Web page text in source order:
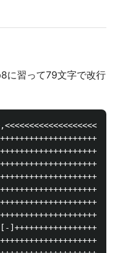
に習って79文字で改行
+++++++++++++++++++++++++++++++++++++++++++++++++++++++++++++++++.[-]+++
++++++++++++++++++++++++++++++++++++++++++++++++++++++++++++++++++++++++
++++++++++++++++++++++++++++++++++++++++++++++++++++++.[-]++++++++++++++
++++++++++++++++++++++++++++++++++++++++++++++++++++++++++++++++++++++++
+++++++++++++++++++++++++++++++++++++++++++++++++++++++++++++.[-]+++++++
++++++++++++++++++++++++++++++++++++++++++++++++++++++++++++++++++++++++
++++++++++++++++++++++++++++++++++++++++++++++++++++++++++++++++++++++++
++++++++++++++++++++++++++++++++++++++++++++++++++++++++++++++++++++++++
++++.[-]++++++++++++++++++++++++++++++++++++++++++++++++++++++++++++++++
+++++++++++++++++++++++++++++++++++++++++++++++++++++++++++++++++.[-]+++
++++++++++++++++++++++++++++++++++++++++++++++++++++++++++++++++++++++++
++++++++++++++++++++++++++++++++++++++++++++++++++++++++++++++++++++++++
++++++++++++++++++++++++.[-]++++++++++++++++++++++++++++++++++++++++++++
++++++++++++++++++++++++++++++++++++++++++++++++++++++++++++++++++++++++
++++++++++++++++++++++++++++++++++++++++++++++++++++++++++++++++++++++++
+++++++++++++++++++++++++++++++++++++++++.[-]+++++++++++++++++++++++++++
++++++++++++++++++++++++++++++++++++++++++++++++++++++++++++++++++++++++
+++++++++++++++++++++++++++++++++++++++++++++.[-]+++++++++++++++++++++++
++++++++++++++++++++++++++++++++++++++++++++++++++++++++++++++++++++++++
++++++++++++++++++++++++++++++++++++++++++++++.[-]++++++++++++++++++++++
++++++++++++++++++++++++++++++++++++++++++++++++++++++++++++++++++++++++
++++++++++++++++++++++++++++++++++++++++++++++++++++++++++++++++++++++++
+++++++++++++++++++++++++++++++++++++++++++++++++++++++++++++++.[-]+++++
++++++++++++++++++++++++++++++++++++++++++++++++++++++++++++++++++++++++
++++++++++++++++++++++++++++++++++++++++++++++++++++++++++++.[-]++++++++
++++++++++++++++++++++++++++++++++++++++++++++++++++++++++++++++++++++++
+++++++++++++++++++++++++++++++++++++++++++++++++++++++++++++.[-]+++++++
++++++++++++++++++++++++++++++++++++++++++++++++++++++++++++++++++++++++
++++++++++++++++++++++++++++++++++++++++++++++++++++++++++++++++++++++++
++++++++++++++++++++++++++++++++++++++++++++++++++++++++++++++++++++++++
++++.[-]++++++++++++++++++++++++++++++++++++++++++++++++++++++++++++++++
++++++++++++++++++++++++++++++++++++++++++++++++++++++++++++++++++.[-]++
++++++++++++++++++++++++++++++++++++++++++++++++++++++++++++++++++++++++
++++++++++++++++++++++++++++++++++++++++++++++++++++++++++++++++++++++++
.[-]++++++++++++++++++++++++++++++++++++++++++++++++++++++++++++++++++++
++++++++++++++++++++++++++++++++++++++++++++++++++++++++++++++++++++++++
++++++++++++++++++++++++++++++++++++++++++++++++++++++++++++++++++++++++
++++++++++++++++++.[-]++++++++++++++++++++++++++++++++++++++++++++++++++
++++++++++++++++++++++++++++++++++++++++++++++++++++++++++++++++++++++++
+++++++++++++++++++++++++++++++++.[-]+++++++++++++++++++++++++++++++++++
++++++++++++++++++++++++++++++++++++++++++++++++++++++++++++++++++++++++